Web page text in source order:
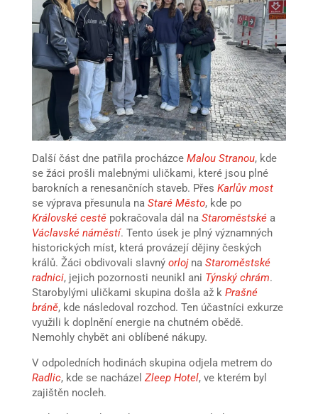
Další část dne patřila procházce Malou Stranou, kde
se žáci prošli malebnými uličkami, které jsou plné
barokních a renesančních staveb. Přes Karlův most
se výprava přesunula na Staré Město, kde po
Královské cestěpokračovala dál na Staroměstskéa
Václavské náměstí. Tento úsek je plný významných
historických míst, která provázejí dějiny českých
králů. Žáci obdivovali slavný orlojna Staroměstské
radnici, jejich pozornosti neunikl ani Týnský chrám.
Starobylými uličkami skupina došla až k Prašné
bráně, kde následoval rozchod. Ten účastníci exkurze
využili k doplnění energie na chutném obědě.
Nemohly chybět ani oblíbené nákupy.
V odpoledních hodinách skupina odjela metrem do
Radlic, kde se nacházel Zleep Hotel, ve kterém byl
zajištěn nocleh.